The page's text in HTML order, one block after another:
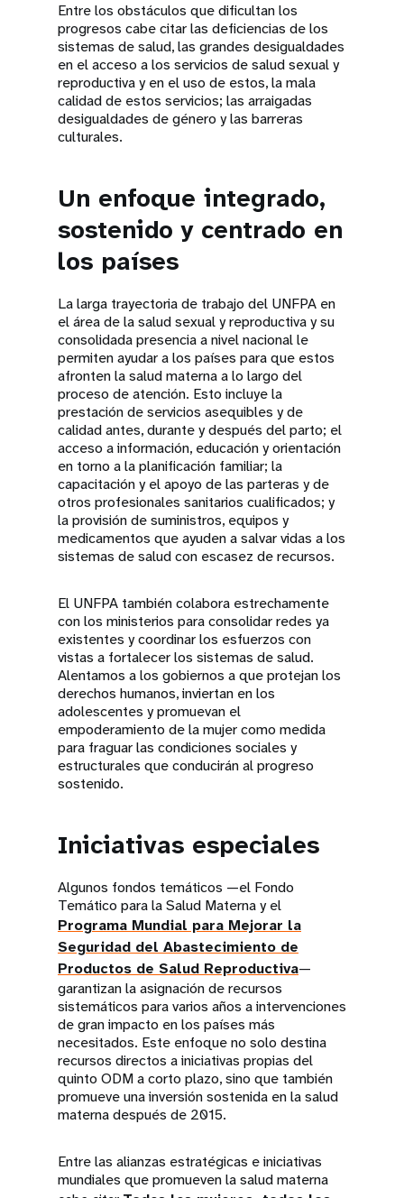
Entre los obstáculos que dificultan los
progresos cabe citar las deficiencias de los
sistemas de salud, las grandes desigualdades
en el acceso a los servicios de salud sexual y
reproductiva y en el uso de estos, la mala
calidad de estos servicios; las arraigadas
desigualdades de género y las barreras
culturales.
Un enfoque integrado,
sostenido y centrado en
los países
La larga trayectoria de trabajo del UNFPA en
el área de la salud sexual y reproductiva y su
consolidada presencia a nivel nacional le
permiten ayudar a los países para que estos
afronten la salud materna a lo largo del
proceso de atención. Esto incluye la
prestación de servicios asequibles y de
calidad antes, durante y después del parto; el
acceso a información, educación y orientación
en torno a la planificación familiar; la
capacitación y el apoyo de las parteras y de
otros profesionales sanitarios cualificados; y
la provisión de suministros, equipos y
medicamentos que ayuden a salvar vidas a los
sistemas de salud con escasez de recursos.
El UNFPA también colabora estrechamente
con los ministerios para consolidar redes ya
existentes y coordinar los esfuerzos con
vistas a fortalecer los sistemas de salud.
Alentamos a los gobiernos a que protejan los
derechos humanos, inviertan en los
adolescentes y promuevan el
empoderamiento de la mujer como medida
para fraguar las condiciones sociales y
estructurales que conducirán al progreso
sostenido.
Iniciativas especiales
Algunos fondos temáticos —el Fondo
Temático para la Salud Materna y el
Programa Mundial para Mejorar la
Seguridad del Abastecimiento de
Productos de Salud Reproductiva—
garantizan la asignación de recursos
sistemáticos para varios años a intervenciones
de gran impacto en los países más
necesitados. Este enfoque no solo destina
recursos directos a iniciativas propias del
quinto ODM a corto plazo, sino que también
promueve una inversión sostenida en la salud
materna después de 2015.
Entre las alianzas estratégicas e iniciativas
mundiales que promueven la salud materna